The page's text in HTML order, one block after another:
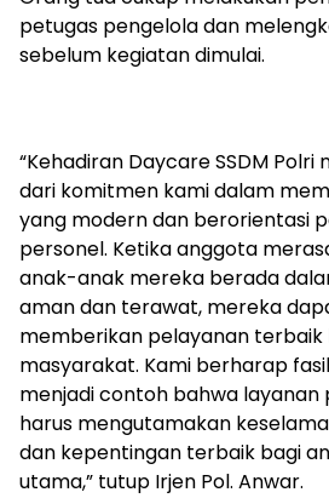
petugas pengelola dan
sebelum kegiatan dimulai.
“Kehadiran Daycare SSDM
dari komitmen kami dalam
yang modern dan berorientasi
personel. Ketika anggota
anak-anak mereka berada
aman dan terawat, mereka
memberikan pelayanan terbaik
masyarakat. Kami berharap
menjadi contoh bahwa layanan
harus mengutamakan
dan kepentingan terbaik bagi
utama,” tutup Irjen Pol. Anwar.